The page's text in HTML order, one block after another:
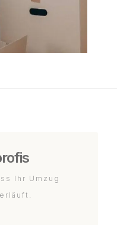
Ihr Umzug